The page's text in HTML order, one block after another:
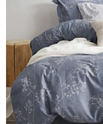
2.透過簡訊連結打開帳單
帳／街口支付／iPASS
【注意事項】
1.本服務係由「台灣大哥
用戶於交易時，得透過本服
買賣價金債權讓與本公司
2.基於同意付款使用「大
資料（包含姓名、電話或
由本公司與您本人進行分
3.完整用戶服務條款，請詳
１．於結帳方式選擇「
結帳頁面，進行簡訊認證
２．訂單成立數日內，您
３．收到繳費通知簡訊後
ATM／網路銀行／等多元
※ 請注意：結帳手續完成
購買商品的店家。未經商
後付繳納相關費用。
※ 交易是否成功請以「
是否繳費成功／繳費後需
客戶支援中心」https://
全家取貨付款
每筆NT$60，滿
付款後全家取貨
每筆NT$60，滿
7-11取貨付款
每筆NT$60，滿